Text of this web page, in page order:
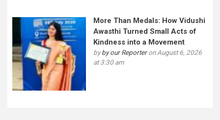
More Than Medals: How Vidushi
Awasthi Turned Small Acts of
Kindness into a Movement
byby our Reporteron August 6, 2026
at 3:30 am